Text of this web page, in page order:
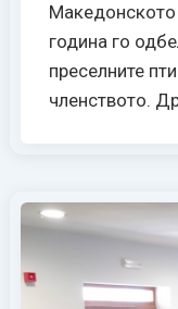
година го
преселните
членството.